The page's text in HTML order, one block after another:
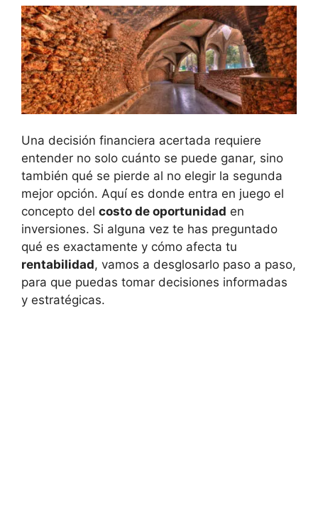
Una decisión⁣ financiera acertada requiere
entender no ‌solo cuánto‌ se puede​ ganar, sino
también qué se pierde ⁢al no​ elegir la segunda
mejor opción.⁤ Aquí es donde entra en juego el
concepto ⁢del costo⁣ de⁤ oportunidad en
inversiones. Si alguna⁢ vez te has preguntado⁤
qué es exactamente ⁢y cómo afecta tu
rentabilidad, vamos a⁤ desglosarlo paso a paso,
para que puedas tomar decisiones ​informadas
⁤y estratégicas.